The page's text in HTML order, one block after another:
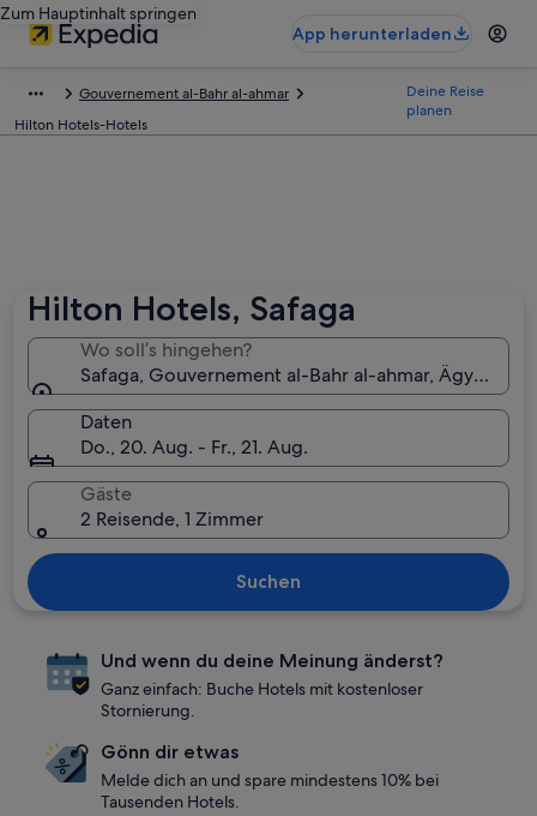
Zum Hauptinhalt springen
App herunterladen
Gouvernement al-Bahr al-ahmar
Hilton Hotels-Hotels
Deine Reise
planen
Hilton Hotels, Safaga
Wo soll’s hingehen?
Safaga, Gouvernement al-Bahr al-ahmar, Ägypten
Daten
Do., 20. Aug. - Fr., 21. Aug.
Gäste
2 Reisende, 1 Zimmer
Suchen
Und wenn du deine Meinung änderst?
Ganz einfach: Buche Hotels mit kostenloser
Stornierung.
Gönn dir etwas
Melde dich an und spare mindestens 10% bei
Tausenden Hotels.